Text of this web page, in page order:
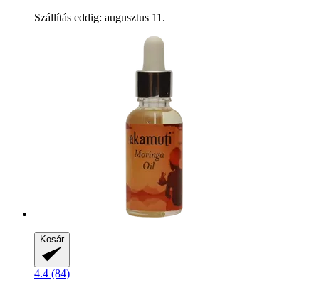
Szállítás eddig: augusztus 11.
Kosár
4.4 (84)